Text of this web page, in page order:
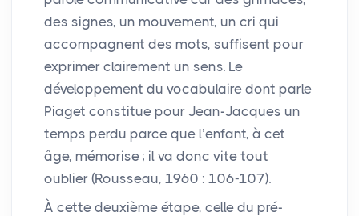
des signes, un mouvement, un cri qui
accompagnent des mots, suffisent pour
exprimer clairement un sens. Le
développement du vocabulaire dont parle
Piaget constitue pour Jean-Jacques un
temps perdu parce que l’enfant, à cet
âge, mémorise ; il va donc vite tout
oublier (Rousseau, 1960 : 106-107).
À cette deuxième étape, celle du pré-